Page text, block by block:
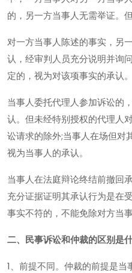
的，另一方当事人无需举证。
对一方当事人陈述的事实，另
认，经审判人员充分说明并询
定的，视为对该项事实的承认。
当事人委托代理人参加诉讼的
认。但未经特别授权的代理人
讼请求的除外;当事人在场但对
视为当事人的承认。
当事人在法庭辩论终结前撤回
充分证据证明其承认行为是在
事实不符的，不能免除对方当
二、民事诉讼和仲裁的区别是
1、前提不同。仲裁的前提是